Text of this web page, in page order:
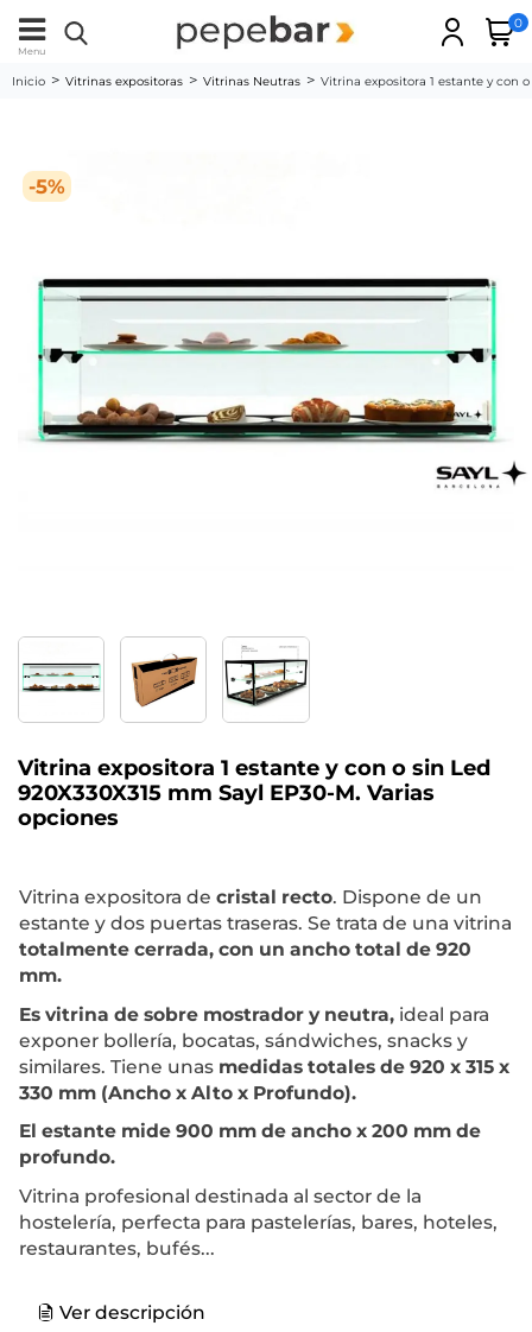
Menu
0
Inicio Vitrinas expositoras Vitrinas Neutras Vitrina expositora 1 estante y con
-5%
Vitrina expositora 1 estante y con o sin Led
920X330X315 mm Sayl EP30-M. Varias
opciones
Vitrina expositora de cristal recto. Dispone de un
estante y dos puertas traseras. Se trata de una vitrina
totalmente cerrada, con un ancho total de 920
mm.
Es vitrina de sobre mostrador y neutra, ideal para
exponer bollería, bocatas, sándwiches, snacks y
similares. Tiene unas medidas totales de 920 x 315 x
330 mm (Ancho x Alto x Profundo).
El estante mide 900 mm de ancho x 200 mm de
profundo.
Vitrina profesional destinada al sector de la
hostelería, perfecta para pastelerías, bares, hoteles,
restaurantes, bufés...
Ver descripción